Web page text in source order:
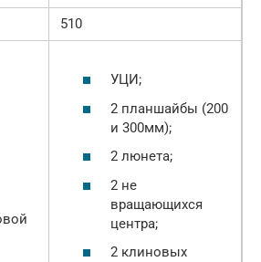
510
УЦИ;
2 планшайбы (200
и 300мм);
2 люнета;
2 не
вращающихся
центра;
2 клиновых